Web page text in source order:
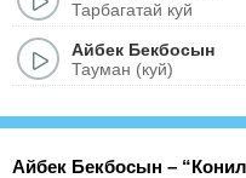
Тарбагатай куй
Айбек Бекбосын
Тауман (куй)
Айбек Бекбосын –